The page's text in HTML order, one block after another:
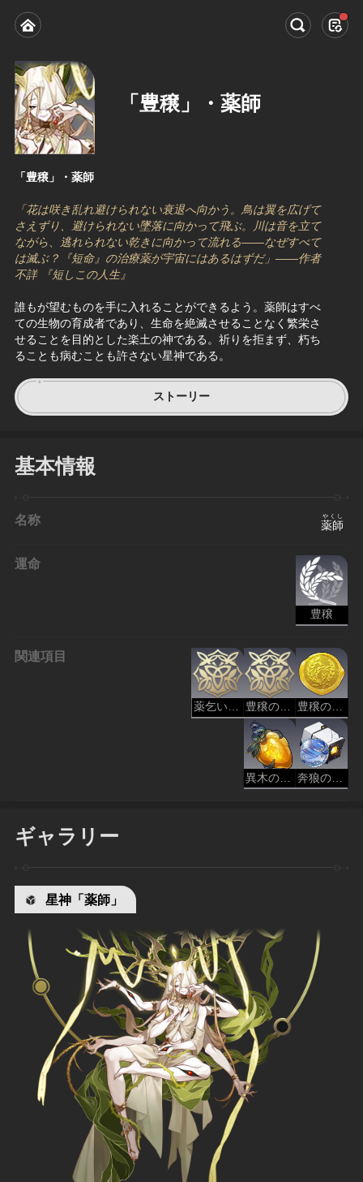
「豊穣」・薬師
「豊穣」・薬師
「花は咲き乱れ避けられない衰退へ向かう。鳥は翼を広げて
さえずり、避けられない墜落に向かって飛ぶ。川は音を立て
ながら、逃れられない乾きに向かって流れる――なぜすべて
は滅ぶ？『短命』の治療薬が宇宙にはあるはずだ」——作者
不詳 『短しこの人生』
誰もが望むものを手に入れることができるよう。薬師はすべ
ての生物の育成者であり、生命を絶滅させることなく繁栄さ
せることを目的とした楽土の神である。祈りを拒まず、朽ち
ることも病むことも許さない星神である。
ストーリー
基本情報
名称 薬師
やくし
運命
豊穣
関連項目
薬乞い - 豊穣 豊穣の民 - 豊穣 豊穣の封蝋
ギャラリー
星神「薬師」